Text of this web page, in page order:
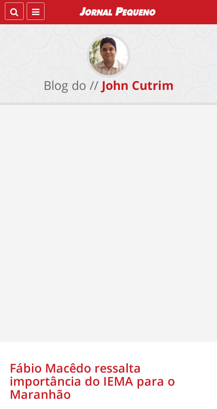
Blog do // John Cutrim
Fábio Macêdo ressalta
importância do IEMA para o
Maranhão